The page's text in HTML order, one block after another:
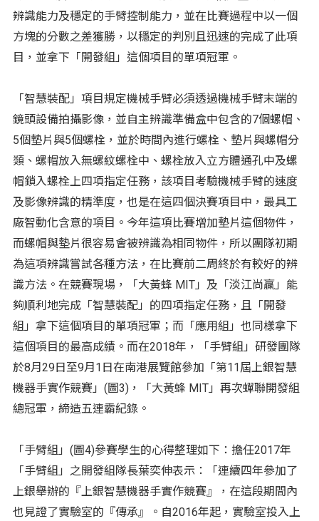
辨識能力及穩定的手臂控制能力，並在比賽過程中以一個
方塊的分數之差獲勝，以穩定的判別且迅速的完成了此項
目，並拿下「開發組」這個項目的單項冠軍。
「智慧裝配」項目規定機械手臂必須透過機械手臂末端的
鏡頭設備拍攝影像，並自主辨識準備盒中包含的7個螺帽、
5個墊片與5個螺栓，並於時間內進行螺栓、墊片與螺帽分
類、螺帽放入無螺紋螺栓中、螺栓放入立方體通孔中及螺
帽鎖入螺栓上四項指定任務，該項目考驗機械手臂的速度
及影像辨識的精準度，也是在這四個決賽項目中，最具工
廠智動化含意的項目。今年這項比賽增加墊片這個物件，
而螺帽與墊片很容易會被辨識為相同物件，所以團隊初期
為這項辨識嘗試各種方法，在比賽前二周終於有較好的辨
識方法。在競賽現場，「大黃蜂 MIT」及「淡江尚贏」能
夠順利地完成「智慧裝配」的四項指定任務，且「開發
組」拿下這個項目的單項冠軍；而「應用組」也同樣拿下
這個項目的最高成績。而在2018年，「手臂組」研發團隊
於8月29日至9月1日在南港展覽館參加「第11屆上銀智慧
機器手實作競賽」(圖3)，「大黃蜂 MIT」再次蟬聯開發組
總冠軍，締造五連霸紀錄。
「手臂組」(圖4)參賽學生的心得整理如下：擔任2017年
「手臂組」之開發組隊長葉奕伸表示：「連續四年參加了
上銀舉辦的『上銀智慧機器手實作競賽』，在這段期間內
也見證了實驗室的『傳承』。自2016年起，實驗室投入上